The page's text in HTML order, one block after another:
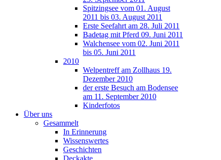
Spitzingsee vom 01. August
2011 bis 03. August 2011
Erste Seefahrt am 28. Juli 2011
Badetag mit Pferd 09. Juni 2011
Walchensee vom 02. Juni 2011
bis 05. Juni 2011
2010
Welpentreff am Zollhaus 19.
Dezember 2010
der erste Besuch am Bodensee
am 11. September 2010
Kinderfotos
Über uns
Gesammelt
In Erinnerung
Wissenswertes
Geschichten
Deckakte